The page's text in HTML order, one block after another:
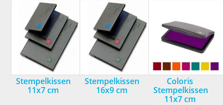
Stempelkissen
11x7 cm
Stempelkissen
16x9 cm
Coloris
Stempelkissen
11x7 cm